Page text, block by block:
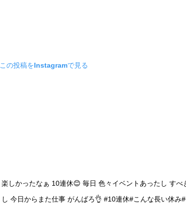
この投稿をInstagramで見る
楽しかったなぁ 10連休😊 毎日 色々イベントあったし すべ
し 今日からまた仕事 がんばろ👌 #10連休#こんな長い休み